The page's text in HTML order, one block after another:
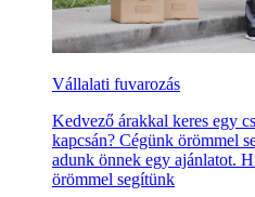
Vállalati fuvarozás
Kedvező árakkal keres egy
kapcsán? Cégünk örömmel
adunk önnek egy ajánlatot.
örömmel segítünk